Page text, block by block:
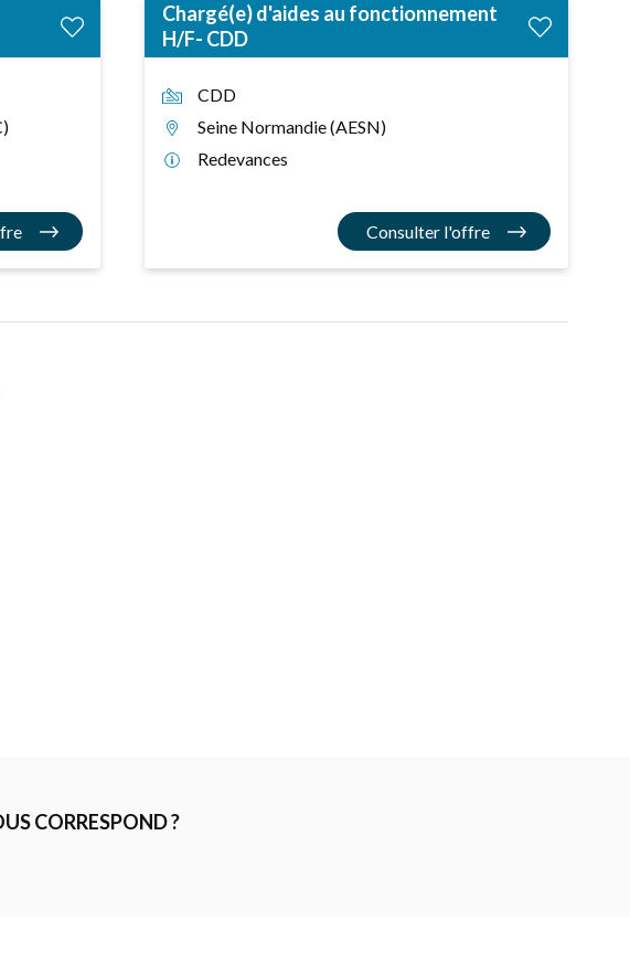
Chargé(e) d'aides au fonctionnement
H/F- CDD
CDD
Seine Normandie (AESN)
Redevances
Consulter l'offre
CORRESPOND ?